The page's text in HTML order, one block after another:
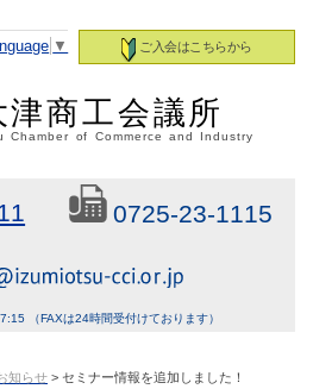
ご入会はこちらから
▼
津商工会議所
Chamber of Commerce and Industry
0725-23-1115
（FAXは24時間受付けております）
知らせ > セミナー情報を追加しました！